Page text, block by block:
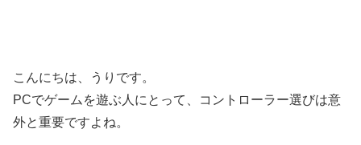
こんにちは、うりです。
PCでゲームを遊ぶ人にとって、コントローラー選びは意
外と重要ですよね。